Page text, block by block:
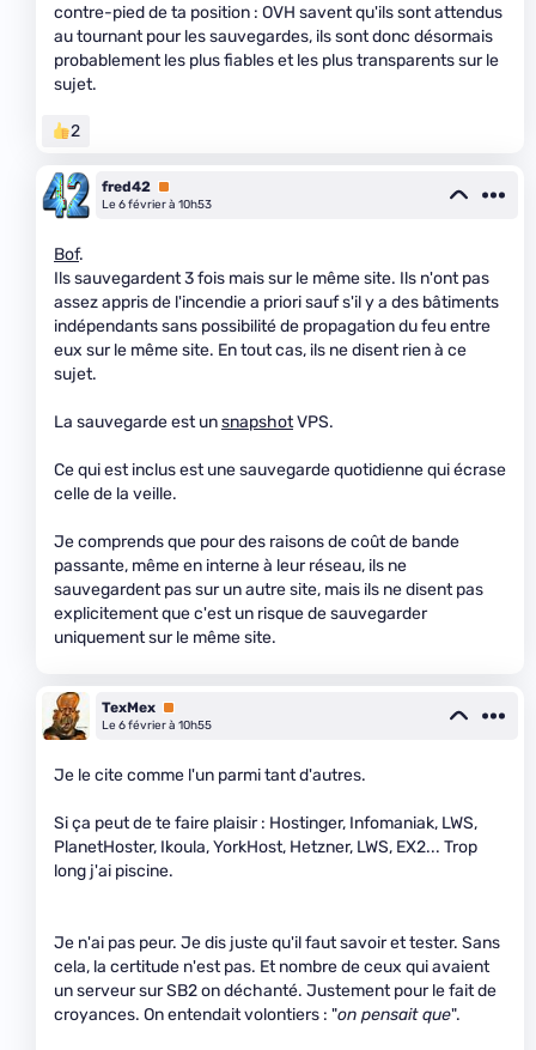
contre-pied de ta position : OVH savent qu'ils sont attendus
au tournant pour les sauvegardes, ils sont donc désormais
probablement les plus fiables et les plus transparents sur le
sujet.
2
fred42 Premium
Le 6 février à 10h53
Bof.
Ils sauvegardent 3 fois mais sur le même site. Ils n'ont pas
assez appris de l'incendie a priori sauf s'il y a des bâtiments
indépendants sans possibilité de propagation du feu entre
eux sur le même site. En tout cas, ils ne disent rien à ce
sujet.
La sauvegarde est unsnapshotVPS.
Ce qui est inclus est une sauvegarde quotidienne qui écrase
celle de la veille.
Je comprends que pour des raisons de coût de bande
passante, même en interne à leur réseau, ils ne
sauvegardent pas sur un autre site, mais ils ne disent pas
explicitement que c'est un risque de sauvegarder
uniquement sur le même site.
TexMex Premium
Le 6 février à 10h55
Je le cite comme l'un parmi tant d'autres.
Si ça peut de te faire plaisir : Hostinger, Infomaniak, LWS,
PlanetHoster, Ikoula, YorkHost, Hetzner, LWS, EX2... Trop
long j'ai piscine.
Je n'ai pas peur. Je dis juste qu'il faut savoir et tester. Sans
cela, la certitude n'est pas. Et nombre de ceux qui avaient
un serveur sur SB2 on déchanté. Justement pour le fait de
croyances. On entendait volontiers : "on pensait que".